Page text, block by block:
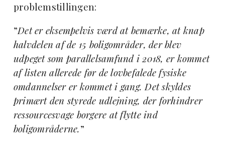
problemstillingen:
”Det er eksempelvis værd at bemærke, at knap
halvdelen af de 15 boligområder, der blev
udpeget som parallelsamfund i 2018, er kommet
af listen allerede før de lovbefalede fysiske
omdannelser er kommet i gang. Det skyldes
primært den styrede udlejning, der forhindrer
ressourcesvage borgere at flytte ind
boligområderne.”